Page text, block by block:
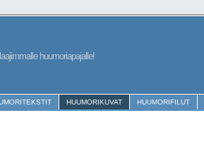
huumoriapajalle!
HUUMORIKUVAT HUUMORIFILUT